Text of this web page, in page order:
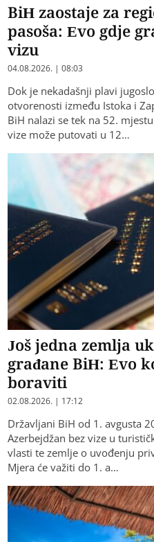
BiH zaostaje za
pasoša: Evo gdje
vizu
04.08.2026. | 08:03
Dok je nekadašnji plavi
otvorenosti između Istoka i
BiH nalazi se tek na 52.
vize može putovati u 12…
Još jedna zemlja
građane BiH: Evo
boraviti
02.08.2026. | 17:12
Državljani BiH od 1. avgusta
Azerbejdžan bez vize u
vlasti te zemlje o uvođenju
Mjera će važiti do 1. a…